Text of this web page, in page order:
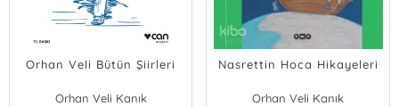
Orhan Veli Bütün Şiirleri
Orhan Veli Kanık
Nasrettin Hoca Hikayeleri
Orhan Veli Kanık